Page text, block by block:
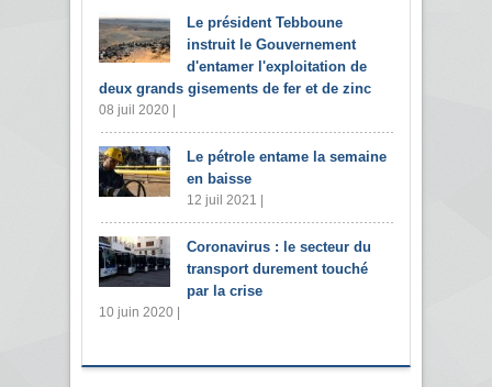
Le président Tebboune
instruit le Gouvernement
d'entamer l'exploitation de
deux grands gisements de fer et de zinc
08 juil 2020 |
Le pétrole entame la semaine
en baisse
12 juil 2021 |
Coronavirus : le secteur du
transport durement touché
par la crise
10 juin 2020 |